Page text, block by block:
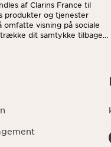
af Clarins France til
produkter og tjenester
visning på sociale
dit samtykke tilbage
vi håndterer dine